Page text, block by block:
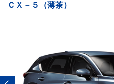
ＣＸ－５（薄茶）